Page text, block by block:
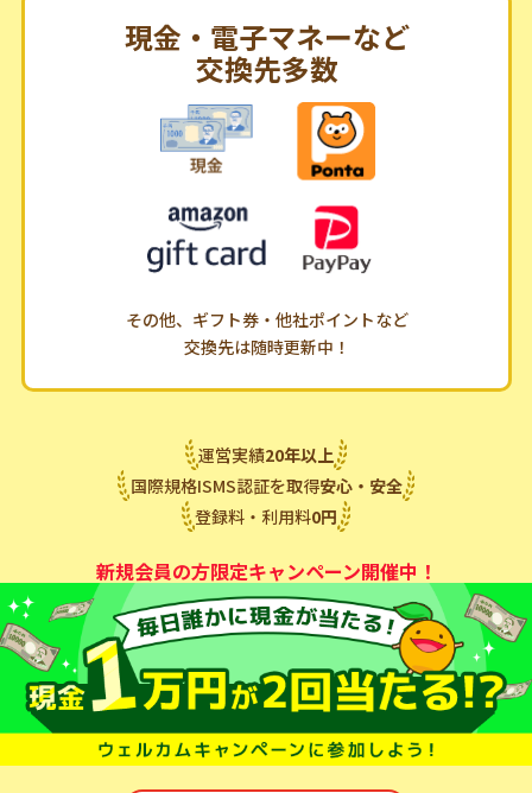
現金・電子マネーなど
交換先多数
その他、ギフト券・他社ポイントなど
交換先は随時更新中！
運営実績20年以上
国際規格ISMS認証を取得安心・安全
登録料・利用料0円
新規会員の方限定キャンペーン開催中！